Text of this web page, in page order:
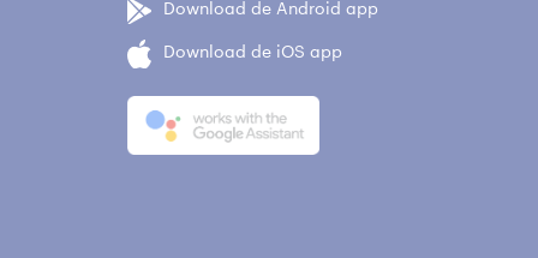
Download de Android app
Download de iOS app